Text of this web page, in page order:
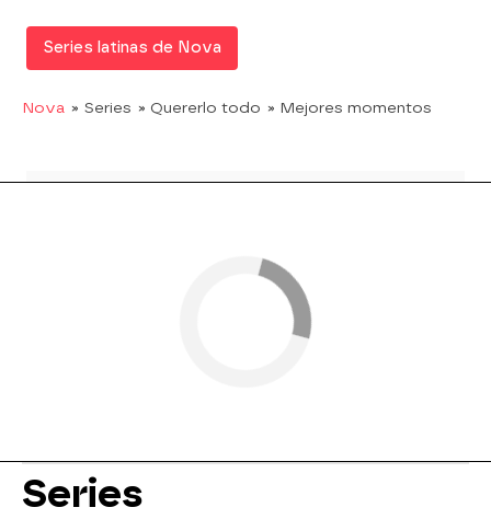
Series latinas de Nova
Nova » Series » Quererlo todo » Mejores momentos
Series